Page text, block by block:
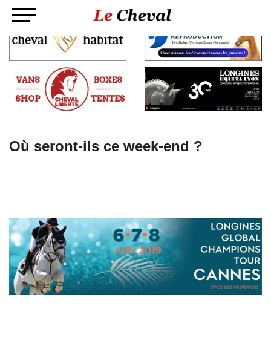
Où seront-ils ce week-end ?